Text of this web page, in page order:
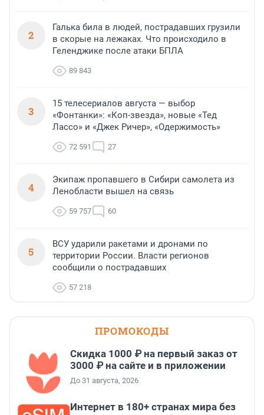
2
Галька била в людей, пострадавших грузили
в скорые на лежаках. Что происходило в
Геленджике после атаки БПЛА
89 843
3
15 телесериалов августа — выбор
«Фонтанки»: «Коп-звезда», новые «Тед
Лассо» и «Джек Ричер», «Одержимость»
72 591 27
4
Экипаж пропавшего в Сибири самолета из
Ленобласти вышел на связь
59 757 60
5
ВСУ ударили ракетами и дронами по
территории России. Власти регионов
сообщили о пострадавших
57 218
ПРОМОКОДЫ
Скидка 1000 ₽ на первый заказ от
3000 ₽ на сайте и в приложении
До 31 августа, 2026
Интернет в 180+ странах мира без